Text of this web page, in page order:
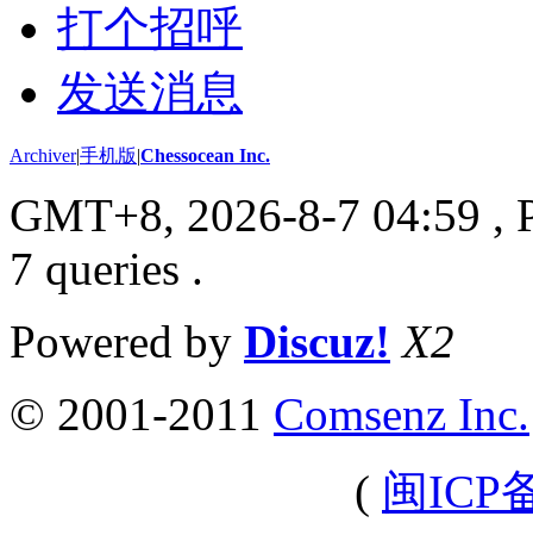
打个招呼
发送消息
Archiver|手机版|Chessocean Inc.
GMT+8, 2026-8-7 04:59 ,
7 queries .
Powered by Discuz! X2
© 2001-2011 Comsenz Inc.
( 闽ICP